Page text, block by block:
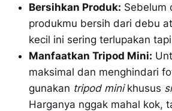
Bersihkan Produk: Sebelum
produkmu bersih dari debu
kecil ini sering terlupakan
Manfaatkan Tripod Mini:
maksimal dan menghindari
gunakan tripod minikhusus
Harganya nggak mahal kok,